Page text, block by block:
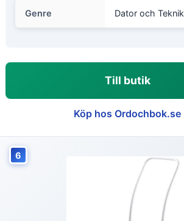
Genre Dator och Teknik
Till butik
Köp hos Ordochbok.se
6